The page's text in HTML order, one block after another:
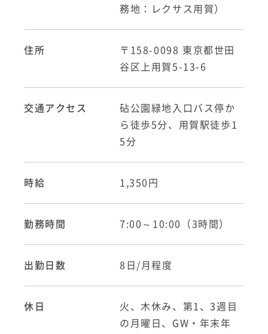
務地：レクサス用賀）
住所
〒158-0098 東京都世田
谷区上用賀5-13-6
交通アクセス
砧公園緑地入口バス停か
ら徒歩5分、用賀駅徒歩1
5分
時給 1,350円
勤務時間 7:00～10:00（3時間）
出勤日数 8日/月程度
休日
火、木休み、第1、3週目
の月曜日、GW・年末年